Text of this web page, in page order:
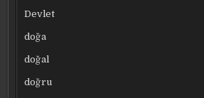
Devlet
doğa
doğal
doğru